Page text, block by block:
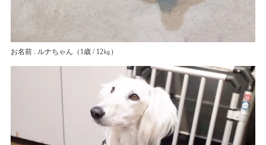
お名前 : ルナちゃん （1歳 / 12㎏）